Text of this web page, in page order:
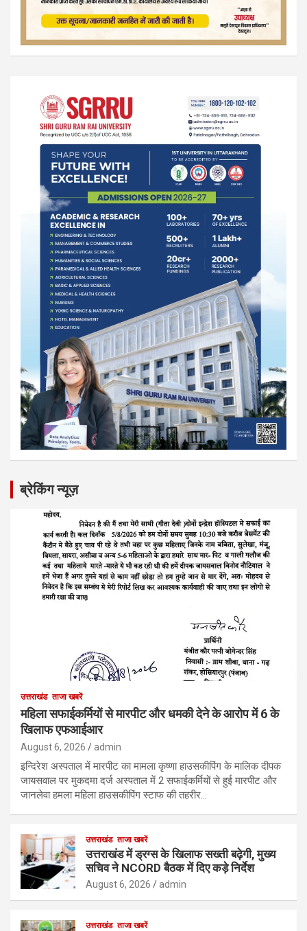
ब्रेकिंग न्यूज़
उत्तराखंड ताजा खबरें
महिला सफाईकर्मियों से मारपीट और धमकी देने के आरोप में 6 के
खिलाफ एफआईआर
August 6, 2026 admin
इन्दिरेश अस्पताल में मारपीट का मामला कृष्णा हाउसकीपिंग के मालिक दीपक
जायसवाल पर मुकदमा दर्ज अस्पताल में 2 सफाईकर्मियों से हुई मारपीट और
जानलेवा हमला महिला हाउसकीपिंग स्टाफ की तहरीर…
उत्तराखंड ताजा खबरें
उत्तराखंड में ड्रग्स के खिलाफ सख्ती बढ़ेगी, मुख्य
सचिव ने NCORD बैठक में दिए कड़े निर्देश
August 6, 2026 admin
उत्तराखंड ताजा खबरें